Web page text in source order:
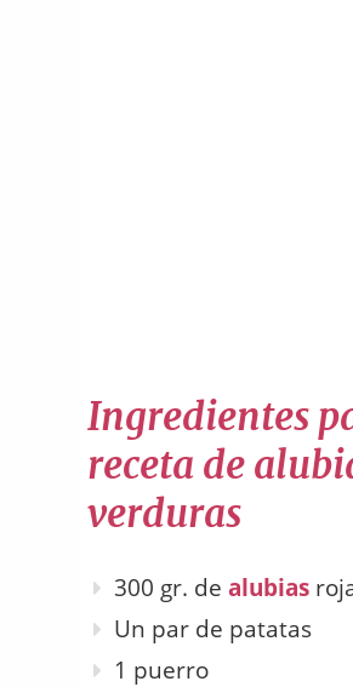
Ingredientes
receta de
verduras
300 gr. de alubias
Un par de patatas
1 puerro